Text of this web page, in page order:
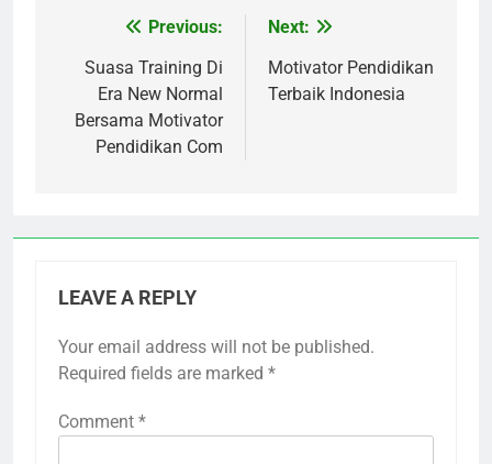
navigation
Previous:
Suasa Training Di
Era New Normal
Bersama Motivator
Pendidikan Com
Next:
Motivator Pendidikan
Terbaik Indonesia
LEAVE A REPLY
Your email address will not be published.
Required fields are marked *
Comment *